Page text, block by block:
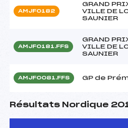
AMJF0182
GRAND
VILLE DE
SAUNIER
AMJF0181.FFS
GRAND
VILLE DE
SAUNIER
AMJF0081.FFS GP de
Résultats Nordique